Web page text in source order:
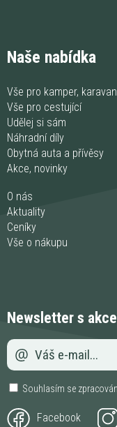
Naše nabídka
Vše pro kamper, karavan
Vše pro cestující
Udělej si sám
Náhradní díly
Obytná auta a přívěsy
Akce, novinky
O nás
Aktuality
Ceníky
Vše o nákupu
Newsletter s
Souhlasím se
Facebook